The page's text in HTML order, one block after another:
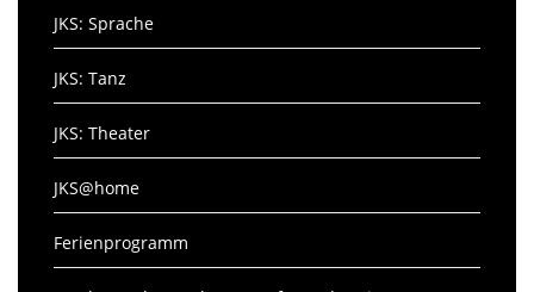
JKS: Sprache
JKS: Tanz
JKS: Theater
JKS@home
Ferienprogramm